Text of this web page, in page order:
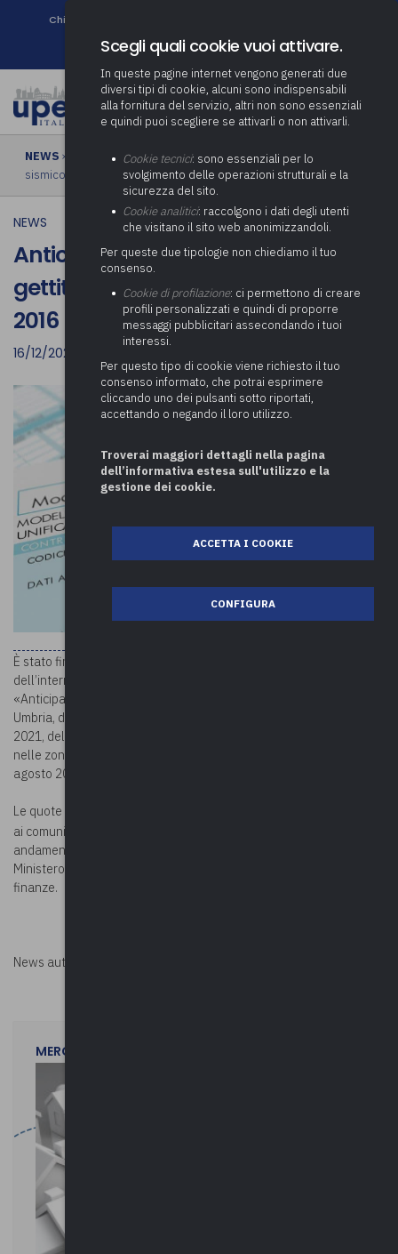
Chi siamo
Newsletter
NEWS › Anticipazione rimborso minor gettito IMU comuni cratere
sismico 2016
NEWS
Anticipazione rimborso minor
gettito IMU comuni cratere sismico
2016
16/12/2021
È stato firmato il 13 dicembre 2021 il
dell’interno e del Ministro dell’economia e delle finanze, recante
«Anticipazione ai comuni delle regioni Abruzzo, Lazio, Marche ed
Umbria, del rimborso dei minori gettiti, riferiti al secondo semestre
2021, dell’IMU derivante dall’esenzione per i fabbricati ubicati
nelle zone colpite dagli eventi sismici verificatisi a far data dal 24
agosto 2016».
Le quote saranno attribuite, per un importo di 10.035.912,17 euro,
ai comuni individuati nell’
andamento del gettito dell’IMU per l’anno 2021 elaborate dal
Ministero dell’economia e delle finanze – Dipartimento delle
finanze.
News autorizzata da
MERCOLEDì 29 LUGLIO 2026
Scegli quali cookie vuoi attivare.
In queste pagine internet vengono generati due
diversi tipi di cookie, alcuni sono indispensabili
alla fornitura del servizio, altri non sono essenziali
e quindi puoi scegliere se attivarli o non attivarli.
Cookie tecnici: sono essenziali per lo
svolgimento delle operazioni strutturali e la
sicurezza del sito.
Cookie analitici: raccolgono i dati degli utenti
che visitano il sito web anonimizzandoli.
Per queste due tipologie non chiediamo il tuo
consenso.
Cookie di profilazione: ci permettono di creare
profili personalizzati e quindi di proporre
messaggi pubblicitari assecondando i tuoi
interessi.
Per questo tipo di cookie viene richiesto il tuo
consenso informato, che potrai esprimere
cliccando uno dei pulsanti sotto riportati,
accettando o negando il loro utilizzo.
Troverai maggiori dettagli nella pagina
dell’informativa estesa sull'utilizzo e la
gestione dei cookie.
ACCETTA I COOKIE
CONFIGURA